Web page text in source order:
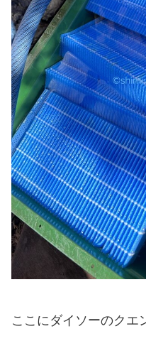
ここにダイソーのクエ